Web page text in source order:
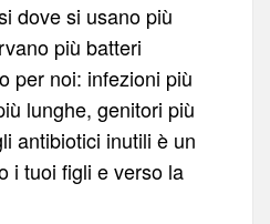
dove si usano più
più batteri
per noi: infezioni più
lunghe, genitori più
antibiotici inutili è un
i tuoi figli e verso la